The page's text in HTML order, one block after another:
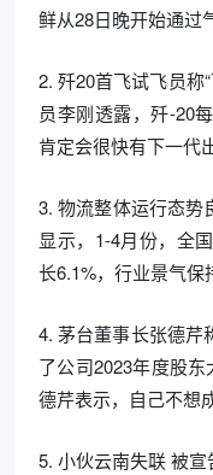
鲜从28日晚开始通过
2. 歼20首飞试飞员称
员李刚透露，歼-20
肯定会很快有下一代出
3. 物流整体运行态势
显示，1-4月份，全
长6.1%，行业景气保
4. 茅台董事长张德芹
了公司2023年度股
德芹表示，自己不想
5. 小伙云南失联 被